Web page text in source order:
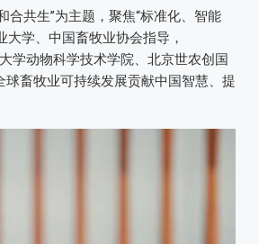
合共生”为主题，聚焦“标准化、智能
大学、中国畜牧业协会指导，
学动物科学技术学院、北京世农创国
畜牧业可持续发展贡献中国智慧、提